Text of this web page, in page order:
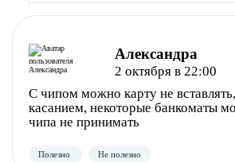
Полезно Не полезно
Александра
2 октября в 22:00
С чипом можно карту не
касанием, некоторые банкоматы
чипа не принимать